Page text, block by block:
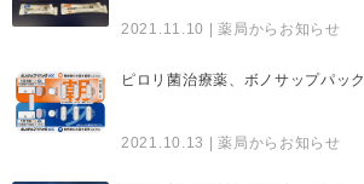
2021.11.10 | 薬局からお知らせ
ピロリ菌治療薬、ボノサップパック
2021.10.13 | 薬局からお知らせ